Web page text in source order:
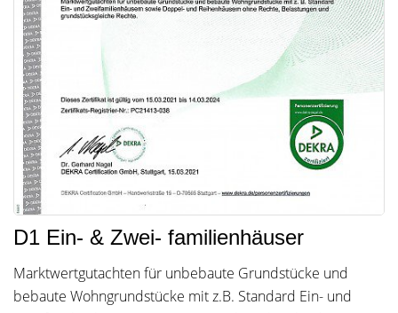
D1 Ein- & Zwei- familienhäuser
Marktwertgutachten für unbebaute Grundstücke und
bebaute Wohngrundstücke mit z.B. Standard Ein- und